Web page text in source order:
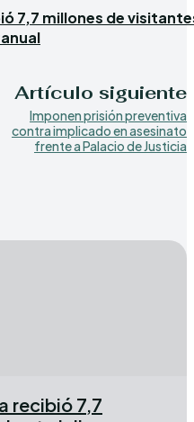
7,7 millones de
Artículo siguiente
Imponen prisión preventiva
contra implicado en asesinato
frente a Palacio de Justicia
recibió 7,7